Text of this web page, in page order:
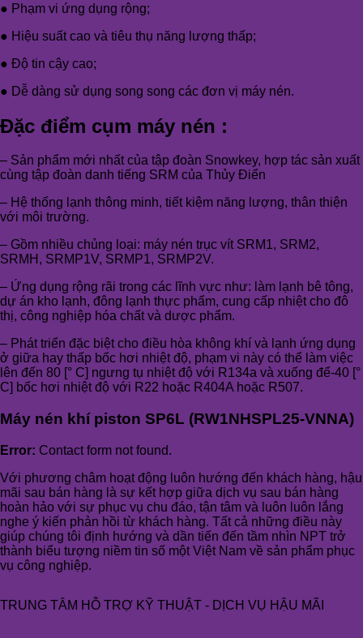
● Phạm vi ứng dụng rộng;
● Hiệu suất cao và tiêu thụ năng lượng thấp;
● Độ tin cậy cao;
● Dễ dàng sử dụng song song các đơn vị máy nén.
Đặc điểm cụm máy nén :
– Sản phẩm mới nhất của tập đoàn Snowkey, hợp tác sản xuất
cùng tập đoàn danh tiếng SRM của Thủy Điển
– Hệ thống lạnh thông minh, tiết kiệm năng lượng, thân thiện
với môi trường.
– Gồm nhiều chủng loại: máy nén trục vít SRM1, SRM2,
SRMH, SRMP1V, SRMP1, SRMP2V.
– Ứng dụng rộng rãi trong các lĩnh vực như: làm lạnh bê tông,
dự án kho lạnh, đông lạnh thực phẩm, cung cấp nhiệt cho đô
thị, công nghiệp hóa chất và dược phẩm.
– Phát triển đặc biệt cho điều hòa không khí và lạnh ứng dụng
ở giữa hay thấp bốc hơi nhiệt độ, phạm vi này có thể làm việc
lên đến 80 [° C] ngưng tụ nhiệt độ với R134a và xuống để-40 [°
C] bốc hơi nhiệt độ với R22 hoặc R404A hoặc R507.
Máy nén khí piston SP6L (RW1NHSPL25-VNNA)
Error: Contact form not found.
Với phương châm hoạt động luôn hướng đến khách hàng, hậu
mãi sau bán hàng là sự kết hợp giữa dịch vụ sau bán hàng
hoàn hảo với sự phục vụ chu đáo, tận tâm và luôn luôn lắng
nghe ý kiến phản hồi từ khách hàng. Tất cả những điều này
giúp chúng tôi định hướng và dần tiến đến tầm nhìn NPT trở
thành biểu tượng niềm tin số một Việt Nam về sản phẩm phục
vụ công nghiệp.
TRUNG TÂM HỖ TRỢ KỸ THUẬT - DỊCH VỤ HẬU MÃI